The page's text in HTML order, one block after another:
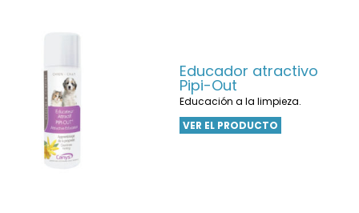
Educador atractivo
Pipi-Out
Educación a la limpieza.
VER EL PRODUCTO